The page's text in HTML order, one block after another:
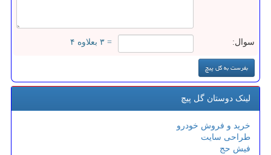
سوال: = ۳ بعلاوه ۴
لینک دوستان گل پیچ
خرید و فروش خودرو
طراحی سایت
فیش حج